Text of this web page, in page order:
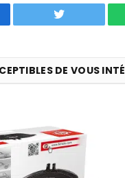
Twitter
DE VOUS